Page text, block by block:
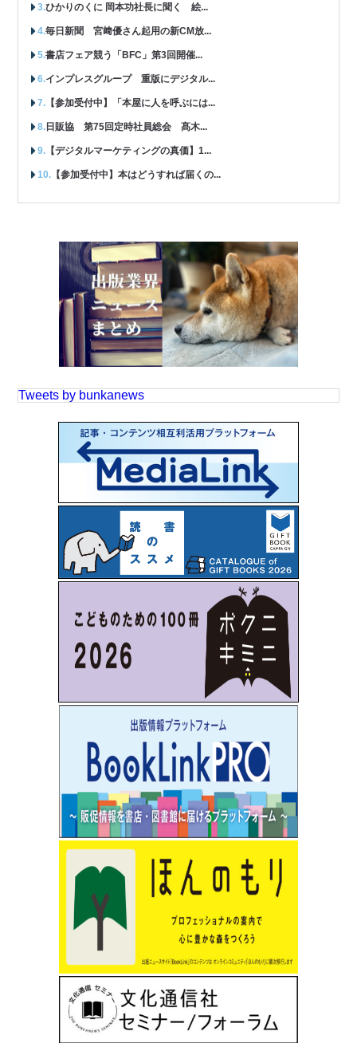
ひかりのくに 岡本功社長に聞く 絵...
毎日新聞 宮﨑優さん起用の新CM放...
書店フェア競う「BFC」第3回開催...
インプレスグループ 重版にデジタル...
【参加受付中】「本屋に人を呼ぶには...
日販協 第75回定時社員総会 髙木...
【デジタルマーケティングの真価】1...
【参加受付中】本はどうすれば届くの...
Tweets by bunkanews